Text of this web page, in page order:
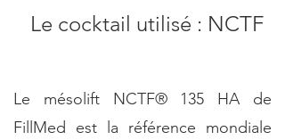
Le cocktail utilisé : NCTF
Le mésolift NCTF® 135 HA de
FillMed est la référence mondiale